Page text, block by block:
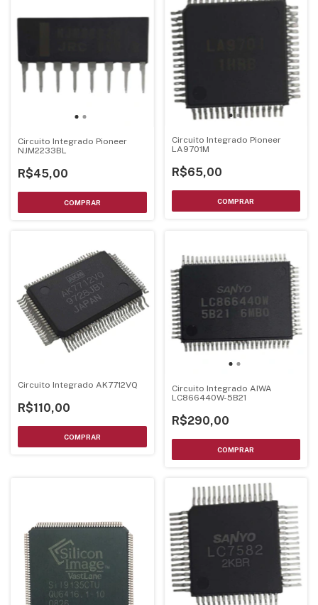
Circuito Integrado Pioneer
NJM2233BL
R$45,00
Circuito Integrado Pioneer
LA9701M
R$65,00
Circuito Integrado AK7712VQ
R$110,00
Circuito Integrado AIWA
LC866440W-5B21
R$290,00